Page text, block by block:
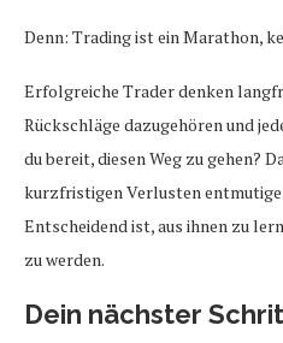
Denn: Trading ist ein Marathon,
Erfolgreiche Trader denken
Rückschläge dazugehören und
du bereit, diesen Weg zu gehen?
kurzfristigen Verlusten
Entscheidend ist, aus ihnen zu
zu werden.
Dein nächster